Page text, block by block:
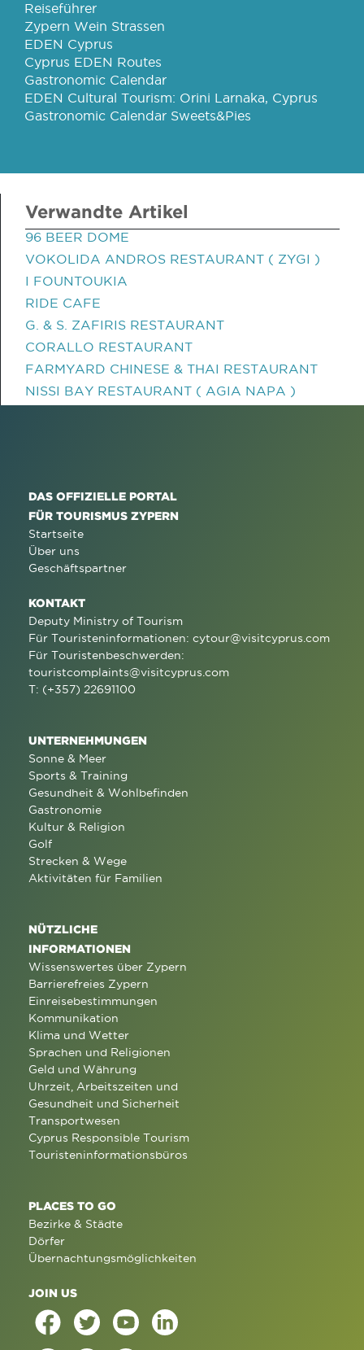
Reiseführer
Zypern Wein Strassen
EDEN Cyprus
Cyprus EDEN Routes
Gastronomic Calendar
EDEN Cultural Tourism: Orini Larnaka, Cyprus
Gastronomic Calendar Sweets&Pies
Verwandte Artikel
96 BEER DOME
VOKOLIDA ANDROS RESTAURANT ( ZYGI )
I FOUNTOUKIA
RIDE CAFE
G. & S. ZAFIRIS RESTAURANT
CORALLO RESTAURANT
FARMYARD CHINESE & THAI RESTAURANT
NISSI BAY RESTAURANT ( AGIA NAPA )
DAS OFFIZIELLE PORTAL
FÜR TOURISMUS ZYPERN
Startseite
Über uns
Geschäftspartner
KONTAKT
Deputy Ministry of Tourism
Für Touristeninformationen: cytour@visitcyprus.com
Für Touristenbeschwerden:
touristcomplaints@visitcyprus.com
T: (+357) 22691100
UNTERNEHMUNGEN
Sonne & Meer
Sports & Training
Gesundheit & Wohlbefinden
Gastronomie
Kultur & Religion
Golf
Strecken & Wege
Aktivitäten für Familien
NÜTZLICHE
INFORMATIONEN
Wissenswertes über Zypern
Barrierefreies Zypern
Einreisebestimmungen
Kommunikation
Klima und Wetter
Sprachen und Religionen
Geld und Währung
Uhrzeit, Arbeitszeiten und
Gesundheit und Sicherheit
Transportwesen
Cyprus Responsible Tourism
Touristeninformationsbüros
PLACES TO GO
Bezirke & Städte
Dörfer
Übernachtungsmöglichkeiten
JOIN US